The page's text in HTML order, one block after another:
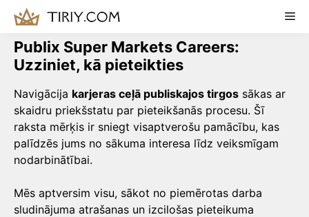
content
Publix Super Markets Careers:
Uzziniet, kā pieteikties
Navigācija karjeras ceļā publiskajos tirgos sākas ar
skaidru priekšstatu par pieteikšanās procesu. Šī
raksta mērķis ir sniegt visaptverošu pamācību, kas
palīdzēs jums no sākuma interesa līdz veiksmīgam
nodarbinātībai.
Mēs aptversim visu, sākot no piemērotas darba
sludinājuma atrašanas un izcilošas pieteikuma